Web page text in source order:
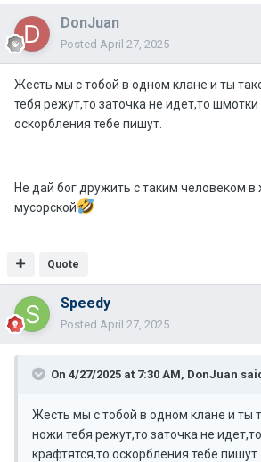
DonJuan
Posted April 27, 2025
Жесть мы с тобой в одном клане и ты
тебя режут,то заточка не идет,то шмотки
оскорбления тебе пишут.
Не дай бог дружить с таким человеком
мусорской
Quote
Speedy
Posted April 27, 2025
On 4/27/2025 at 7:30 AM, DonJuan
Жесть мы с тобой в одном клане и ты
ножи тебя режут,то заточка не
крафтятся,то оскорбления тебе пишут.